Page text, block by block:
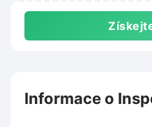
Informace o